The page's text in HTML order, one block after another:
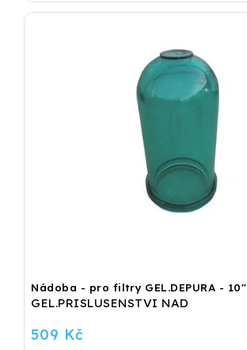
Nádoba - pro filtry GEL.DEPURA - 10"
GEL.PRISLUSENSTVI NAD
509 Kč